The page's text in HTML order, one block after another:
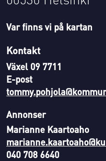
Var finns vi på kartan
Kontakt
Växel 09 7711
E-post
Annonser
Marianne Kaartoaho
040 708 6640